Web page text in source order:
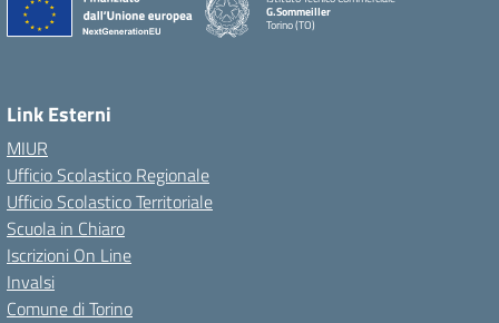
G.Sommeiller
Torino (TO)
Link Esterni
MIUR
Ufficio Scolastico Regionale
Ufficio Scolastico Territoriale
Scuola in Chiaro
Iscrizioni On Line
Invalsi
Comune di Torino